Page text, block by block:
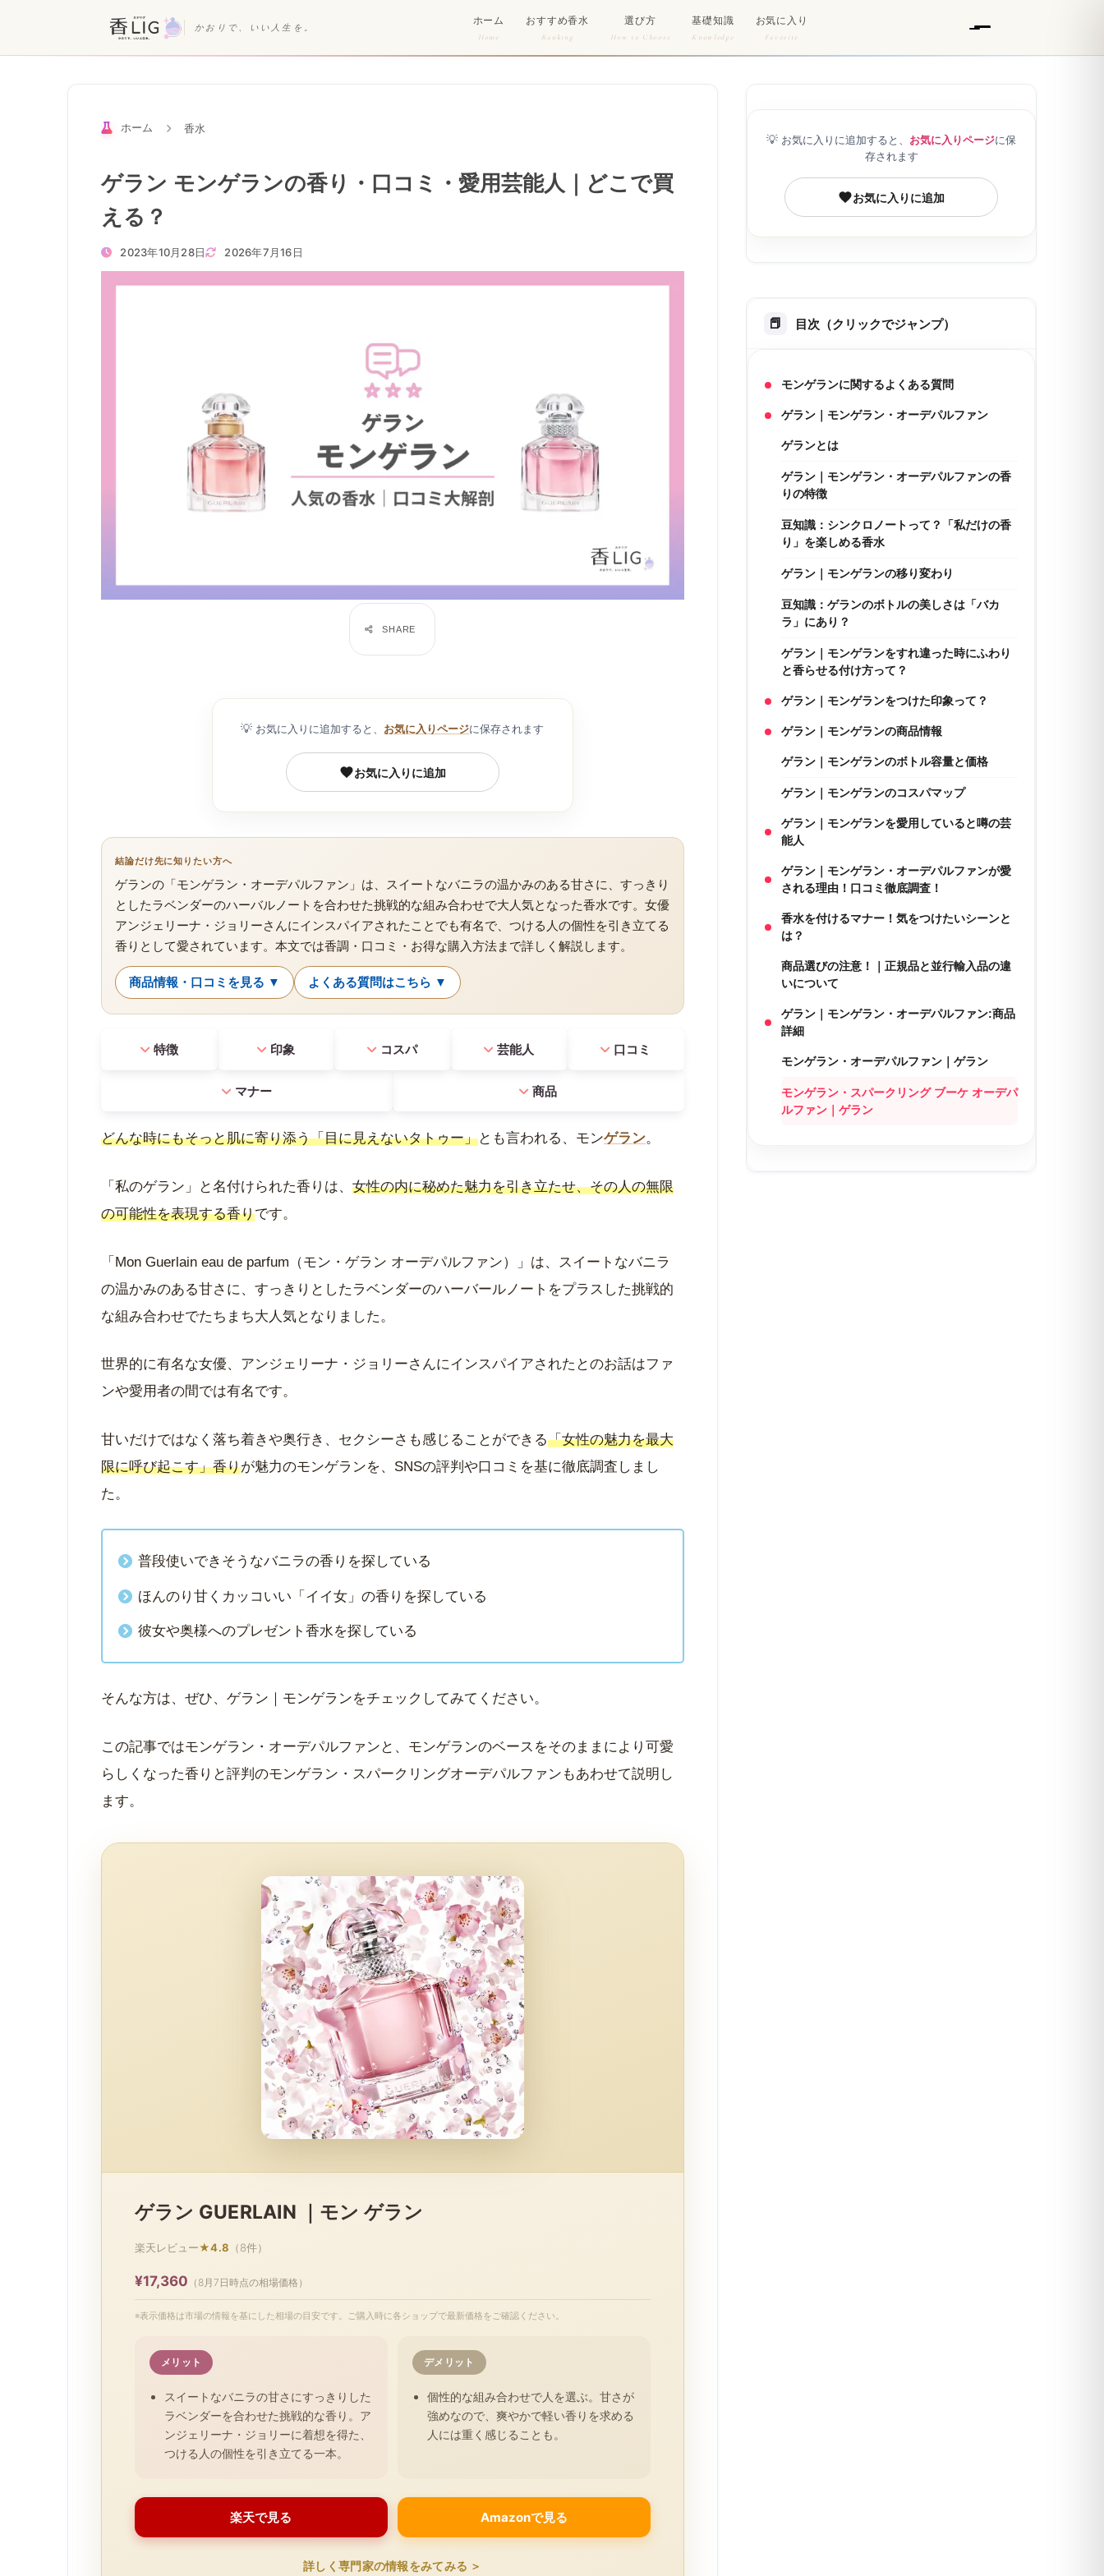
かおりで、いい人生を。
ホーム
Home
おすすめ香水
Ranking
選び方
How to Choose
基礎知識
Knowledge
お気に入り
Favorite
ホーム 香水
ゲラン モンゲランの香り・口コミ・愛用芸能人｜どこで買
える？
2023年10月28日 2026年7月16日
💡 お気に入りに追加すると、 お気に入りページに保存されます
お気に入りに追加
結論だけ先に知りたい方へ
ゲランの「モンゲラン・オーデパルファン」は、スイートなバニラの温かみのある甘さに、すっきり
としたラベンダーのハーバルノートを合わせた挑戦的な組み合わせで大人気となった香水です。女優
アンジェリーナ・ジョリーさんにインスパイアされたことでも有名で、つける人の個性を引き立てる
香りとして愛されています。本文では香調・口コミ・お得な購入方法まで詳しく解説します。
商品情報・口コミを見る ▼ よくある質問はこちら ▼
特徴 印象 コスパ 芸能人 口コミ
マナー 商品
どんな時にもそっと肌に寄り添う「目に見えないタトゥー」とも言われる、モンゲラン。
「私のゲラン」と名付けられた香りは、 女性の内に秘めた魅力を引き立たせ、その人の無限
の可能性を表現する香りです。
「Mon Guerlain eau de parfum（モン・ゲラン オーデパルファン）」は、スイートなバニラ
の温かみのある甘さに、すっきりとしたラベンダーのハーバールノートをプラスした挑戦的
な組み合わせでたちまち大人気となりました。
世界的に有名な女優、アンジェリーナ・ジョリーさんにインスパイアされたとのお話はファ
ンや愛用者の間では有名です。
甘いだけではなく落ち着きや奥行き、セクシーさも感じることができる「女性の魅力を最大
限に呼び起こす」香りが魅力のモンゲランを、SNSの評判や口コミを基に徹底調査しまし
た。
普段使いできそうなバニラの香りを探している
ほんのり甘くカッコいい「イイ女」の香りを探している
彼女や奥様へのプレゼント香水を探している
そんな方は、ぜひ、ゲラン｜モンゲランをチェックしてみてください。
この記事ではモンゲラン・オーデパルファンと、モンゲランのベースをそのままにより可愛
らしくなった香りと評判のモンゲラン・スパークリングオーデパルファンもあわせて説明し
ます。
ゲラン GUERLAIN ｜モン ゲラン
楽天レビュー★4.8 （8件）
¥17,360 （8月7日時点の相場価格）
※表示価格は市場の情報を基にした相場の目安です。ご購入時に各ショップで最新価格をご確認ください。
メリット
スイートなバニラの甘さにすっきりした
ラベンダーを合わせた挑戦的な香り。ア
ンジェリーナ・ジョリーに着想を得た、
つける人の個性を引き立てる一本。
デメリット
個性的な組み合わせで人を選ぶ。甘さが
強めなので、爽やかで軽い香りを求める
人には重く感じることも。
楽天で見る Amazonで見る
詳しく専門家の情報をみてみる ＞
💡 お気に入りに追加すると、 お気に入りページに保
存されます
お気に入りに追加
目次（クリックでジャンプ）
モンゲランに関するよくある質問
ゲラン｜モンゲラン・オーデパルファン
ゲランとは
ゲラン｜モンゲラン・オーデパルファンの香
りの特徴
豆知識：シンクロノートって？「私だけの香
り」を楽しめる香水
ゲラン｜モンゲランの移り変わり
豆知識：ゲランのボトルの美しさは「バカ
ラ」にあり？
ゲラン｜モンゲランをすれ違った時にふわり
と香らせる付け方って？
ゲラン｜モンゲランをつけた印象って？
ゲラン｜モンゲランの商品情報
ゲラン｜モンゲランのボトル容量と価格
ゲラン｜モンゲランのコスパマップ
ゲラン｜モンゲランを愛用していると噂の芸
能人
ゲラン｜モンゲラン・オーデパルファンが愛
される理由！口コミ徹底調査！
香水を付けるマナー！気をつけたいシーンと
は？
商品選びの注意！｜正規品と並行輸入品の違
いについて
ゲラン｜モンゲラン・オーデパルファン:商品
詳細
モンゲラン・オーデパルファン｜ゲラン
モンゲラン・スパークリング ブーケ オーデパ
ルファン｜ゲラン